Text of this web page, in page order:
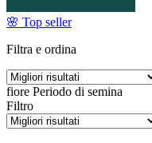
🌸 Top seller
Filtra e ordina
fiore Periodo di semina
Filtro